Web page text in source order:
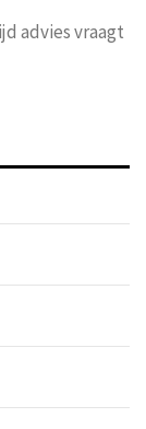
advies vraagt